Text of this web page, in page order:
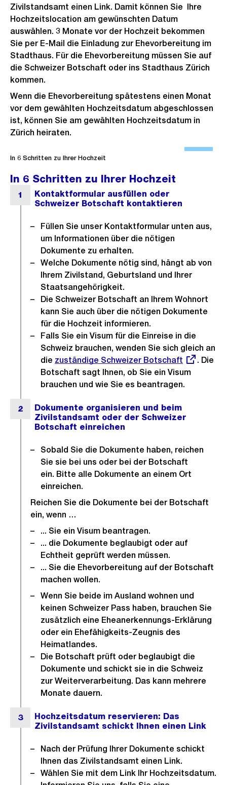
Zivilstandsamt einen Link. Damit können Sie Ihre
Hochzeitslocation am gewünschten Datum
auswählen. 3 Monate vor der Hochzeit bekommen
Sie per E-Mail die Einladung zur Ehevorbereitung im
Stadthaus. Für die Ehevorbereitung müssen Sie auf
die Schweizer Botschaft oder ins Stadthaus Zürich
kommen.
Wenn die Ehevorbereitung spätestens einen Monat
vor dem gewählten Hochzeitsdatum abgeschlossen
ist, können Sie am gewählten Hochzeitsdatum in
Zürich heiraten.
i
i
G
r
s
a
In 6 Schritten zu Ihrer Hochzeit
In 6 Schritten zu Ihrer Hochzeit
Füllen Sie unser Kontaktformular unten aus,
um Informationen über die nötigen
Dokumente zu erhalten.
Welche Dokumente nötig sind, hängt ab von
Ihrem Zivilstand, Geburtsland und Ihrer
Staatsangehörigkeit.
Die Schweizer Botschaft an Ihrem Wohnort
kann Sie auch über die nötigen Dokumente
für die Hochzeit informieren.
Falls Sie ein Visum für die Einreise in die
Schweiz brauchen, wenden Sie sich gleich an
die Externer
Link:
zuständige Schweizer Botschaft
. Die
Botschaft sagt Ihnen, ob Sie ein Visum
brauchen und wie Sie es beantragen.
Sobald Sie die Dokumente haben, reichen
Sie sie bei uns oder bei der Botschaft
ein. Bitte alle Dokumente an einem Ort
einreichen.
Reichen Sie die Dokumente bei der Botschaft
ein, wenn …
... Sie ein Visum beantragen.
... die Dokumente beglaubigt oder auf
Echtheit geprüft werden müssen.
... Sie die Ehevorbereitung auf der Botschaft
machen wollen.
Wenn Sie beide im Ausland wohnen und
keinen Schweizer Pass haben, brauchen Sie
zusätzlich eine Eheanerkennungs-Erklärung
oder ein Ehefähigkeits-Zeugnis des
Heimatlandes.
Die Botschaft prüft oder beglaubigt die
Dokumente und schickt sie in die Schweiz
zur Weiterverarbeitung. Das kann mehrere
Monate dauern.
Nach der Prüfung Ihrer Dokumente schickt
Ihnen das Zivilstandsamt einen Link.
Wählen Sie mit dem Link Ihr Hochzeitsdatum.